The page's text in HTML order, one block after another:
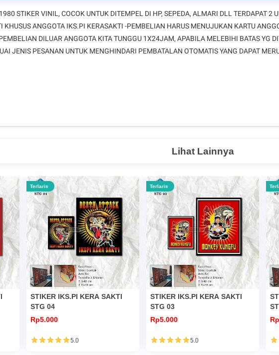
STIKER VINIL, COCOK UNTUK DITEMPEL DI HP, SEPEDA, ALMARI DLL TERDAPAT 2
KHUSUS ANGGOTA IKS.PI KERASAKTI -PEMBELIAN HARUS MENUJUKAN KARTU
DILUAR ANGGOTA KITA TUNGGU 1X24JAM, APABILA MELEBIHI BATAS YG
JENIS PESANAN UNTUK MENGHINDARI PEMBATALAN OTOMATIS YANG DAPAT
Lihat Lainnya
Terlaris
STIKER IKS.PI KERA SAKTI
STG 04
Rp5.000
5.0
Terlaris
STIKER IKS.PI KERA SAKTI
STG 03
Rp5.000
5.0